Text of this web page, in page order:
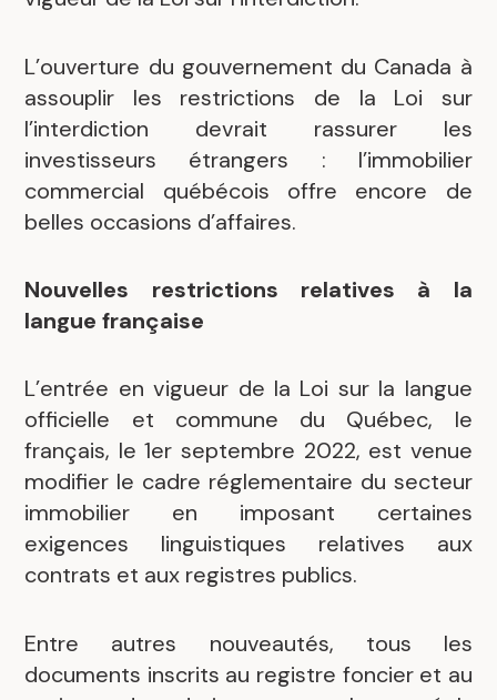
L’ouverture du gouvernement du Canada à
assouplir les restrictions de la Loi sur
l’interdiction devrait rassurer les
investisseurs étrangers : l’immobilier
commercial québécois offre encore de
belles occasions d’affaires.
Nouvelles restrictions relatives à la
langue française
L’entrée en vigueur de la Loi sur la langue
officielle et commune du Québec, le
français, le 1er septembre 2022, est venue
modifier le cadre réglementaire du secteur
immobilier en imposant certaines
exigences linguistiques relatives aux
contrats et aux registres publics.
Entre autres nouveautés, tous les
documents inscrits au registre foncier et au